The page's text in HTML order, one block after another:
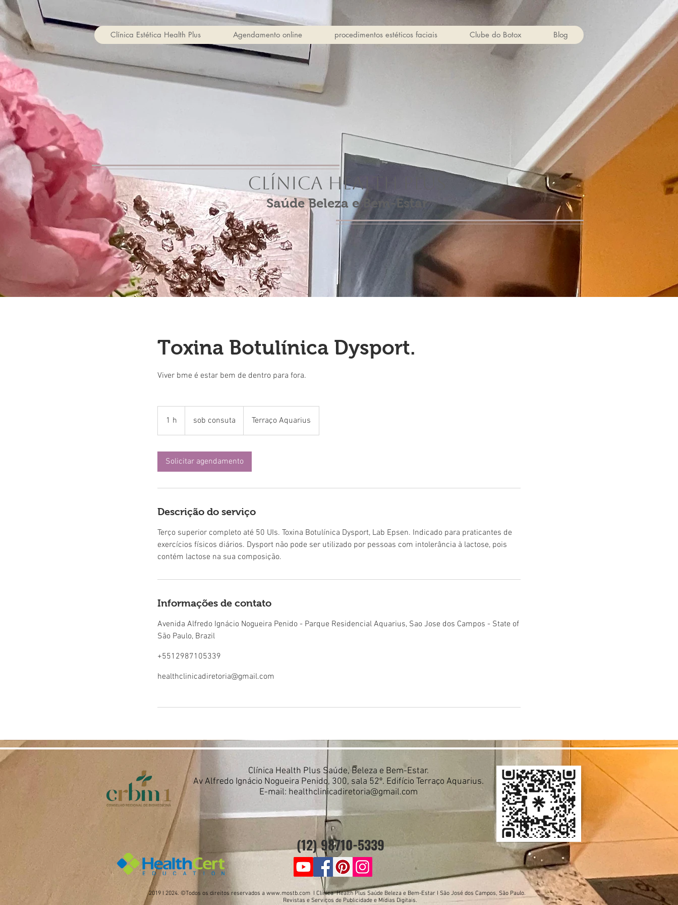
Clínica Estética Health Plus Agendamento online procedimentos estéticos faciais Clube do Botox Blog
Clínica Health Plus
Saúde Beleza e Bem-Estar
Toxina Botulínica Dysport.
Viver bme é estar bem de dentro para fora.
1 h
consuta
sob consuta Terraço Aquarius
Solicitar agendamento
Descrição do serviço
Terço superior completo até 50 UIs. Toxina Botulínica Dysport, Lab Epsen. Indicado para praticantes de
exercícios físicos diários. Dysport não pode ser utilizado por pessoas com intolerância à lactose, pois
contém lactose na sua composição.
Informações de contato
Avenida Alfredo Ignácio Nogueira Penido - Parque Residencial Aquarius, Sao Jose dos Campos - State of
São Paulo, Brazil
+5512987105339
healthclinicadiretoria@gmail.com
Clínica Health Plus Saúde, Beleza e Bem-Estar.
Av Alfredo Ignácio Nogueira Penido, 300, sala 52º. Edifício Terraço Aquarius.
E-mail: healthclinicadiretoria@gmail.com
(12) 98710-5339
2019 I 2024. ©Todos os direitos reservados a www.mostb.com I Clínica Health Plus Saúde Beleza e Bem-Estar I São José dos Campos, São Paulo.
Revistas e Serviços de Publicidade e Mídias Digitais.